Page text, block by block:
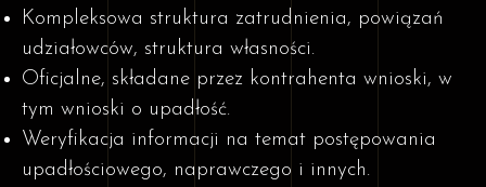
Kompleksowa struktura zatrudnienia, powiązań
udziałowców, struktura własności.
Oficjalne, składane przez kontrahenta wnioski, w
tym wnioski o upadłość.
Weryfikacja informacji na temat postępowania
upadłościowego, naprawczego i innych.